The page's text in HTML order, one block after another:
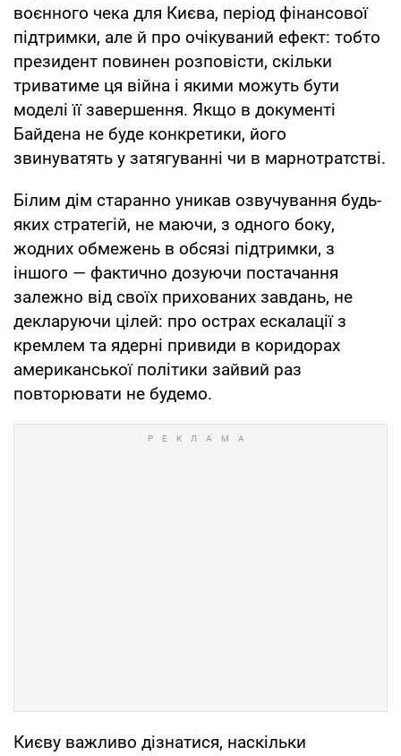
воєнного чека для Києва, період фінансової
підтримки, але й про очікуваний ефект: тобто
президент повинен розповісти, скільки
триватиме ця війна і якими можуть бути
моделі її завершення. Якщо в документі
Байдена не буде конкретики, його
звинуватять у затягуванні чи в марнотратстві.
Білим дім старанно уникав озвучування будь-
яких стратегій, не маючи, з одного боку,
жодних обмежень в обсязі підтримки, з
іншого — фактично дозуючи постачання
залежно від своїх прихованих завдань, не
декларуючи цілей: про острах ескалації з
кремлем та ядерні привиди в коридорах
американської політики зайвий раз
повторювати не будемо.
Києву важливо дізнатися, наскільки